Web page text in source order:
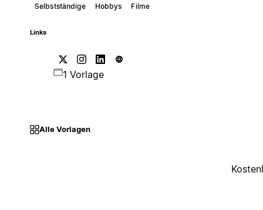
Selbstständige Hobbys Filme
Links
1 Vorlage
Alle Vorlagen